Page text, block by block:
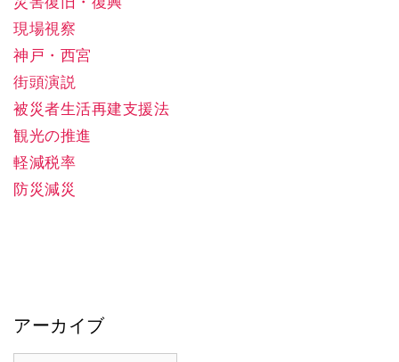
現場視察
神戸・西宮
街頭演説
被災者生活再建支援法
観光の推進
軽減税率
防災減災
アーカイブ